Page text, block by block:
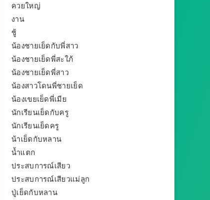
ควยใหญ่
งาน
ชู้
น้องชายเย็ดกับพี่สาว
น้องชายเย็ดพี่สะใภ้
น้องชายเย็ดพี่สาว
น้องสาวโดนพี่ชายเย็ด
น้องเขยเย็ดพี่เมีย
นักเรียนเย็ดกับครู
นักเรียนเย็ดครู
น้าเย็ดกับหลาน
น้ำแตก
ประสบการณ์เสียว
ประสบการณ์เสียวแม่ลูก
ปู่เย็ดกับหลาน